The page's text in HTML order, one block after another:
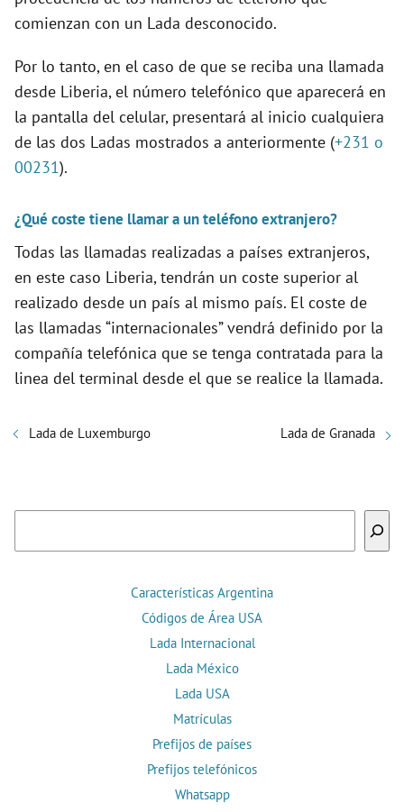
comienzan con un Lada desconocido.
Por lo tanto, en el caso de que se reciba una llamada
desde Liberia, el número telefónico que aparecerá en
la pantalla del celular, presentará al inicio cualquiera
de las dos Ladas mostrados a anteriormente (+231 o
00231).
¿Qué coste tiene llamar a un teléfono extranjero?
Todas las llamadas realizadas a países extranjeros,
en este caso Liberia, tendrán un coste superior al
realizado desde un país al mismo país. El coste de
las llamadas “internacionales” vendrá definido por la
compañía telefónica que se tenga contratada para la
linea del terminal desde el que se realice la llamada.
Lada de Luxemburgo Lada de Granada
Características Argentina
Códigos de Área USA
Lada Internacional
Lada México
Lada USA
Matrículas
Prefijos de países
Prefijos telefónicos
Whatsapp